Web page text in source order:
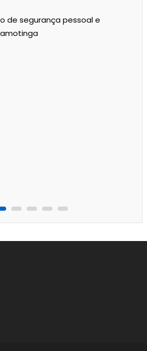
de segurança pessoal e